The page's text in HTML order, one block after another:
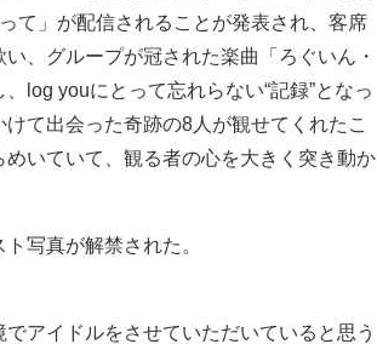
て」が配信されることが発表され、客席
、グループが冠された楽曲「ろぐいん・
log youにとって忘れらない“記録”となっ
て出会った奇跡の8人が観せてくれたこ
いていて、観る者の心を大きく突き動か
写真が解禁された。
アイドルをさせていただいていると思う